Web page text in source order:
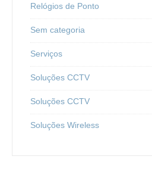
Relógios de Ponto
Sem categoria
Serviços
Soluções CCTV
Soluções CCTV
Soluções Wireless